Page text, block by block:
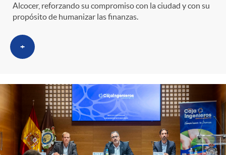
Alcocer, reforzando su compromiso con la ciudad y con su
propósito de humanizar las finanzas.
+